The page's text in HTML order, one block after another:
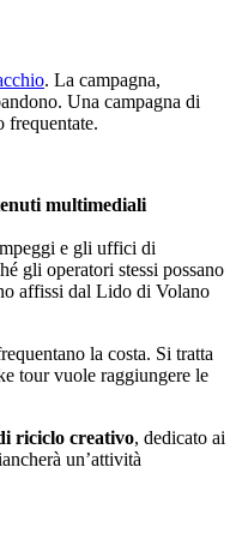
. La campagna,
Una campagna di
frequentate.
multimediali
e gli uffici di
gli operatori stessi possano
affissi dal Lido di Volano
la costa. Si tratta
tour vuole raggiungere le
riciclo creativo, dedicato ai
un’attività